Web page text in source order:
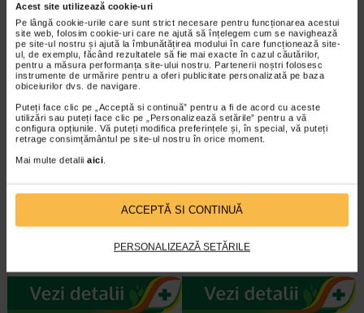
Acest site utilizează cookie-uri
Pe lângă cookie-urile care sunt strict necesare pentru funcționarea acestui
site web, folosim cookie-uri care ne ajută să înțelegem cum se navighează
pe site-ul nostru și ajută la îmbunătățirea modului în care funcționează site-
ul, de exemplu, făcând rezultatele să fie mai exacte în cazul căutărilor,
pentru a măsura performanța site-ului nostru. Partenerii noștri folosesc
instrumente de urmărire pentru a oferi publicitate personalizată pe baza
obiceiurilor dvs. de navigare.
Puteți face clic pe „Acceptă si continuă” pentru a fi de acord cu aceste
utilizări sau puteți face clic pe „Personalizează setările” pentru a vă
configura opțiunile. Vă puteți modifica preferințele și, în special, vă puteți
retrage consimțământul pe site-ul nostru în orice moment.
Mai multe detalii aici.
ACCEPTĂ SI CONTINUĂ
PERSONALIZEAZĂ SETĂRILE
2 + Bavetă silicon
Tetina anticolici cu flux rapid 6
functie de etapa de dezvoltare a
Adora Biberon cu gat larg si
tetina anticolici, 3-6 luni, 260…
permite umplerea usoara a